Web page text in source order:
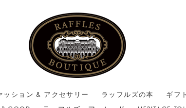
ッション & アクセサリー ラッフルズの本 ギフト